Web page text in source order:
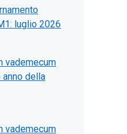
luglio 2026
vademecum
anno della
vademecum